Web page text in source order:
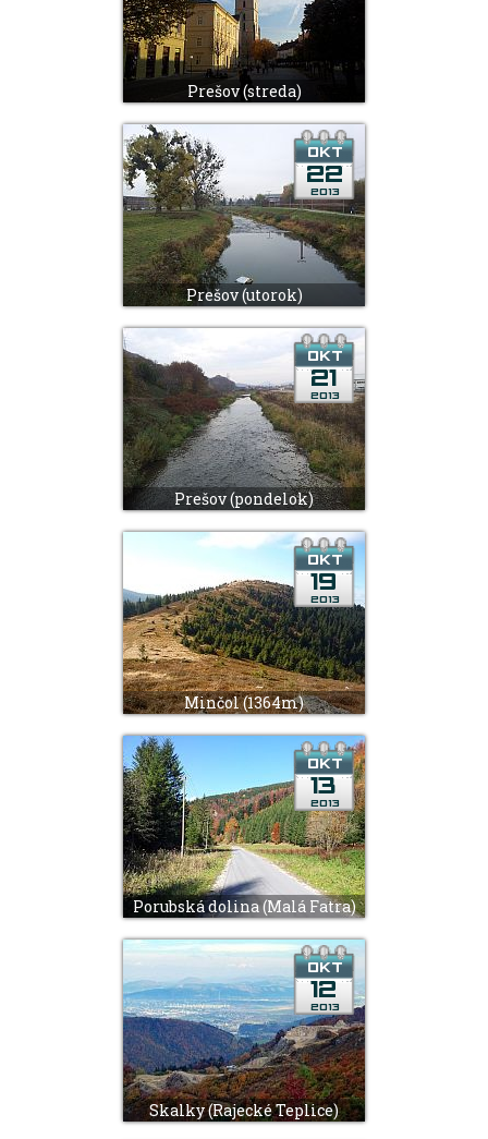
Prešov (streda)
Prešov (utorok)
Prešov (pondelok)
Minčol (1364m)
Porubská dolina (Malá Fatra)
Skalky (Rajecké Teplice)